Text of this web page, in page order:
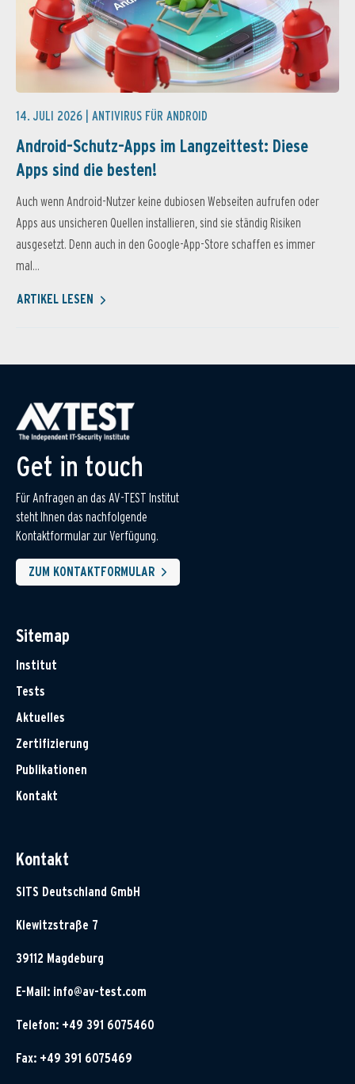
14. JULI 2026 | ANTIVIRUS FÜR ANDROID
Android-Schutz-Apps im Langzeittest: Diese
Apps sind die besten!
Auch wenn Android-Nutzer keine dubiosen Webseiten aufrufen oder
Apps aus unsicheren Quellen installieren, sind sie ständig Risiken
ausgesetzt. Denn auch in den Google-App-Store schaffen es immer
mal...
ARTIKEL LESEN
Get in touch
Für Anfragen an das AV-TEST Institut
steht Ihnen das nachfolgende
Kontaktformular zur Verfügung.
ZUM KONTAKTFORMULAR
Sitemap
Institut
Tests
Aktuelles
Zertifizierung
Publikationen
Kontakt
Kontakt
SITS Deutschland GmbH
Klewitzstraße 7
39112 Magdeburg
E-Mail: info@av-test.com
Telefon: +49 391 6075460
Fax: +49 391 6075469